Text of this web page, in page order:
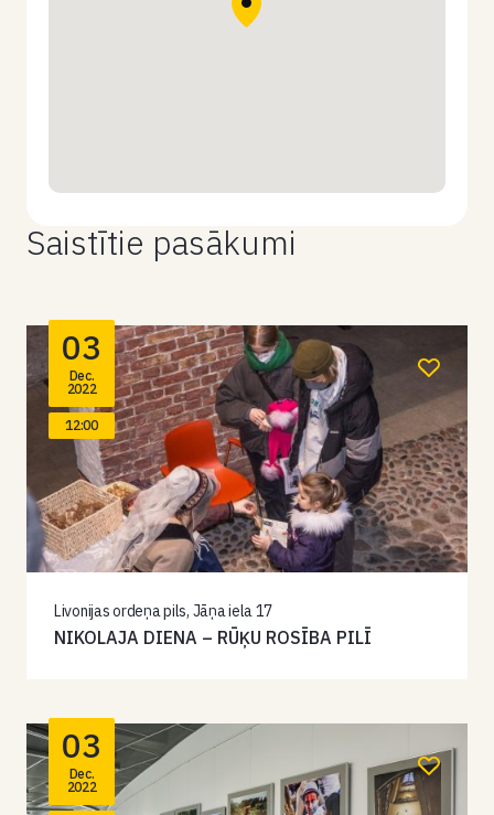
Saistītie pasākumi
03
Dec.
2022
12:00
Livonijas ordeņa pils, Jāņa iela 17
NIKOLAJA DIENA – RŪĶU ROSĪBA PILĪ
03
Dec.
2022